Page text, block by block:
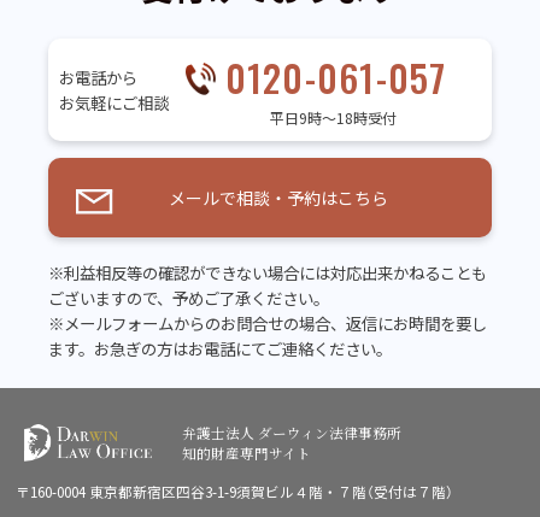
お電話から
お気軽にご相談
0120-061-057
平日9時～18時受付
メールで相談・予約はこちら
※利益相反等の確認ができない場合には対応出来かねることも
ございますので、予めご了承ください。
※メールフォームからのお問合せの場合、返信にお時間を要し
ます。お急ぎの方はお電話にてご連絡ください。
弁護士法人 ダーウィン法律事務所
知的財産専門サイト
〒160-0004 東京都新宿区四谷3-1-9須賀ビル４階・７階（受付は７階）